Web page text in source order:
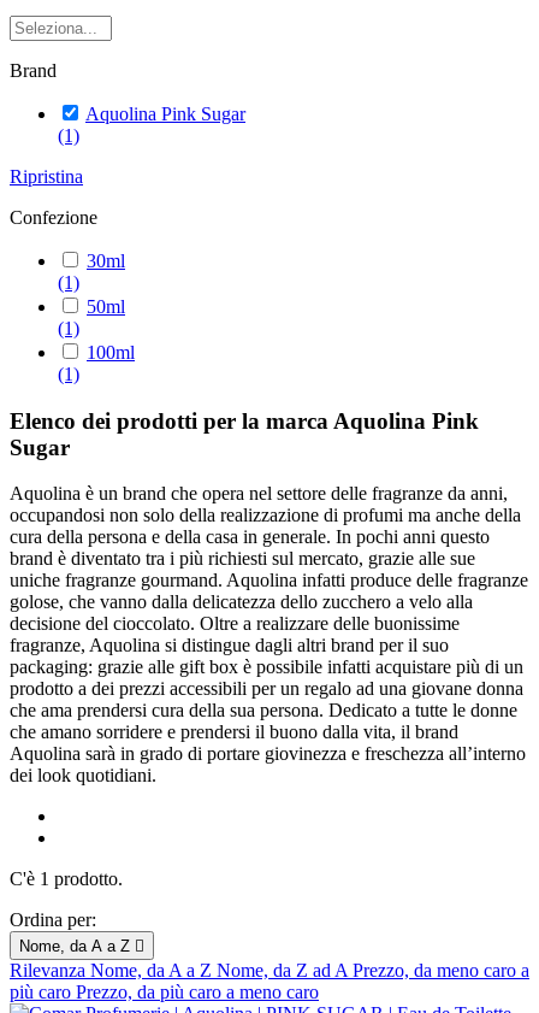
Brand
Aquolina Pink Sugar
(1)
Ripristina
Confezione
30ml
(1)
50ml
(1)
100ml
(1)
Elenco dei prodotti per la marca Aquolina Pink
Sugar
Aquolina è un brand che opera nel settore delle fragranze da anni,
occupandosi non solo della realizzazione di profumi ma anche della
cura della persona e della casa in generale. In pochi anni questo
brand è diventato tra i più richiesti sul mercato, grazie alle sue
uniche fragranze gourmand. Aquolina infatti produce delle fragranze
golose, che vanno dalla delicatezza dello zucchero a velo alla
decisione del cioccolato. Oltre a realizzare delle buonissime
fragranze, Aquolina si distingue dagli altri brand per il suo
packaging: grazie alle gift box è possibile infatti acquistare più di un
prodotto a dei prezzi accessibili per un regalo ad una giovane donna
che ama prendersi cura della sua persona. Dedicato a tutte le donne
che amano sorridere e prendersi il buono dalla vita, il brand
Aquolina sarà in grado di portare giovinezza e freschezza all’interno
dei look quotidiani.
C'è 1 prodotto.
Ordina per:
Nome, da A a Z 
Rilevanza Nome, da A a Z Nome, da Z ad A Prezzo, da meno caro a
più caro Prezzo, da più caro a meno caro